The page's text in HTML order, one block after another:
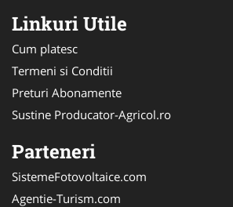
Linkuri Utile
Cum platesc
Termeni si Conditii
Preturi Abonamente
Sustine Producator-Agricol.ro
Parteneri
SistemeFotovoltaice.com
Agentie-Turism.com